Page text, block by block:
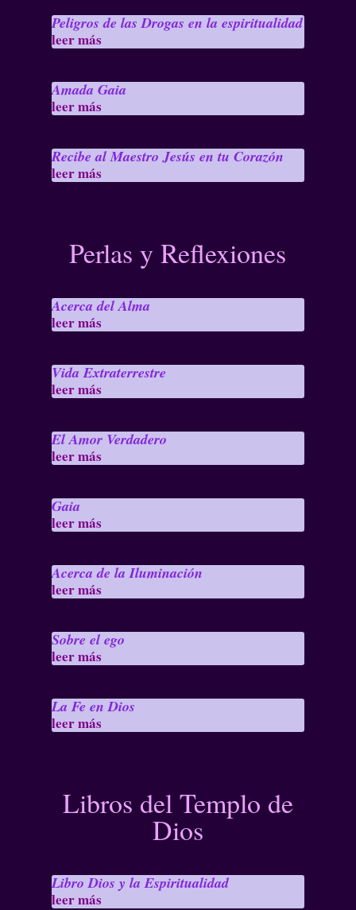
Peligros de las Drogas en la espiritualidad
leer más
Amada Gaia
leer más
Recibe al Maestro Jesús en tu Corazón
leer más
Perlas y Reflexiones
Acerca del Alma
leer más
Vida Extraterrestre
leer más
El Amor Verdadero
leer más
Gaia
leer más
Acerca de la Iluminación
leer más
Sobre el ego
leer más
La Fe en Dios
leer más
Libros del Templo de
Dios
Libro Dios y la Espiritualidad
leer más